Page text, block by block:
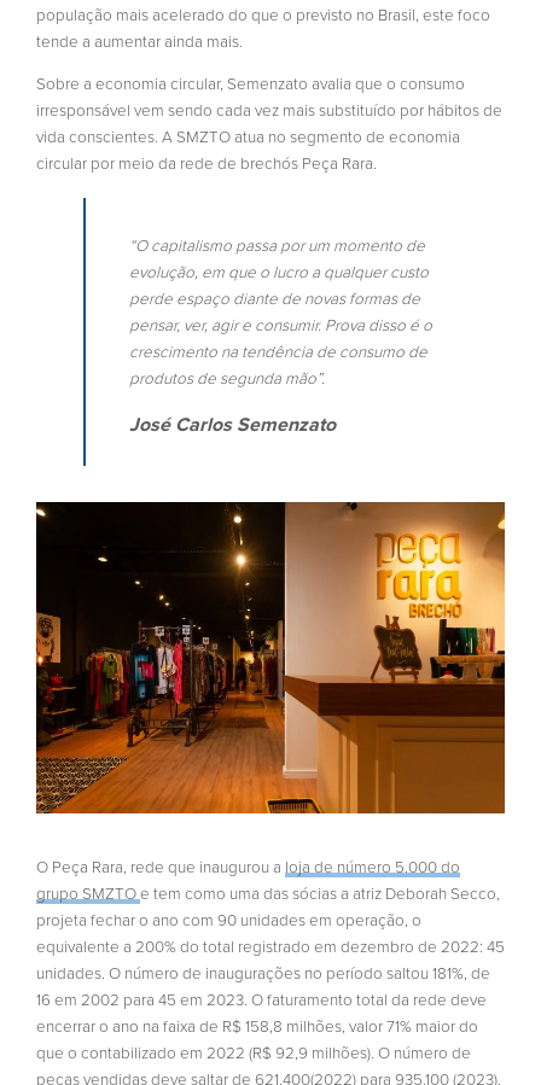
população mais acelerado do que o previsto no Brasil, este foco
tende a aumentar ainda mais.
Sobre a economia circular, Semenzato avalia que o consumo
irresponsável vem sendo cada vez mais substituído por hábitos de
vida conscientes. A SMZTO atua no segmento de economia
circular por meio da rede de brechós Peça Rara.
“O capitalismo passa por um momento de
evolução, em que o lucro a qualquer custo
perde espaço diante de novas formas de
pensar, ver, agir e consumir. Prova disso é o
crescimento na tendência de consumo de
produtos de segunda mão”.
José Carlos Semenzato
O Peça Rara, rede que inaugurou a loja de número 5.000 do
grupo SMZTOe tem como uma das sócias a atriz Deborah Secco,
projeta fechar o ano com 90 unidades em operação, o
equivalente a 200% do total registrado em dezembro de 2022: 45
unidades. O número de inaugurações no período saltou 181%, de
16 em 2002 para 45 em 2023. O faturamento total da rede deve
encerrar o ano na faixa de R$ 158,8 milhões, valor 71% maior do
que o contabilizado em 2022 (R$ 92,9 milhões). O número de
peças vendidas deve saltar de 621.400(2022) para 935.100 (2023),